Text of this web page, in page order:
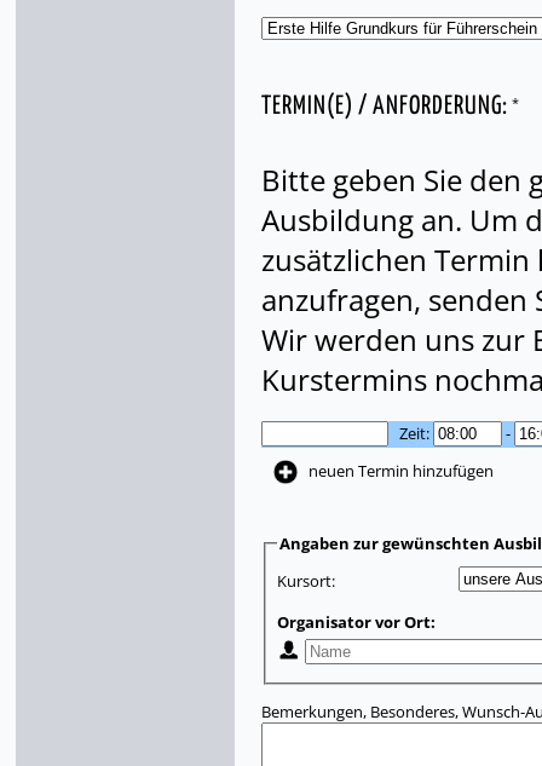
TERMIN(E) / ANFORDERUNG: *
Bitte geben Sie den
Ausbildung an. Um
zusätzlichen
anzufragen, senden
Wir werden uns zur
Kurstermins
Zeit:
-
neuen Termin hinzufügen
Angaben zur gewünschten
Kursort:
Organisator vor Ort:
Bemerkungen, Besonderes, Wunsch-